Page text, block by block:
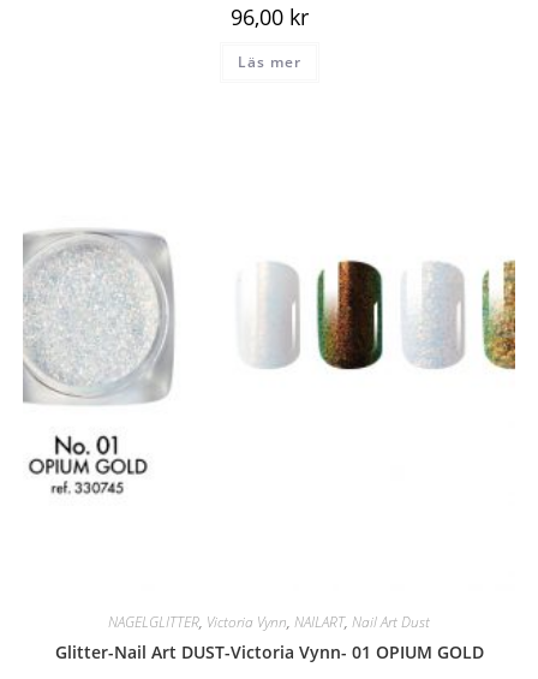
96,00 kr
Läs mer
NAGELGLITTER, Victoria Vynn, NAILART, Nail Art Dust
Glitter-Nail Art DUST-Victoria Vynn- 01 OPIUM GOLD